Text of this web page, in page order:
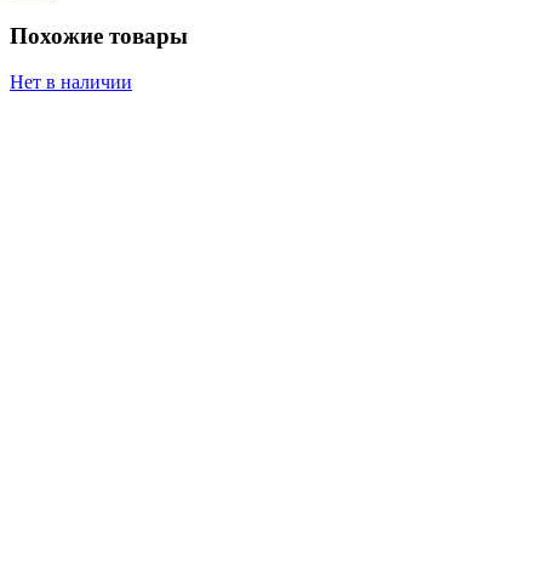
Похожие товары
Нет в наличии